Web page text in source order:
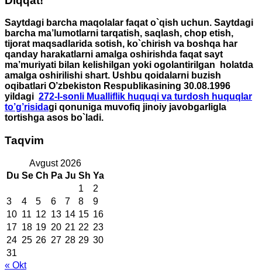
Saytdagi barcha maqolalar faqat o`qish uchun. Saytdagi
barcha ma’lumotlarni tarqatish, saqlash, chop etish,
tijorat maqsadlarida sotish, ko`chirish va boshqa har
qanday harakatlarni amalga oshirishda faqat sayt
ma’muriyati bilan kelishilgan yoki ogolantirilgan holatda
amalga oshirilishi shart. Ushbu qoidalarni buzish
oqibatlari O’zbekiston Respublikasining 30.08.1996
yildagi 272-I-sonli Mualliflik huquqi va turdosh huquqlar
to’g’risidagi qonuniga muvofiq jinoiy javobgarligla
tortishga asos bo`ladi.
Taqvim
Avgust 2026
Du Se Ch Pa Ju Sh Ya
1
2
3
4 5 6 7 8
9
10 11 12 13 14 15 16
17 18 19 20 21 22 23
24 25 26 27 28 29 30
31
« Okt